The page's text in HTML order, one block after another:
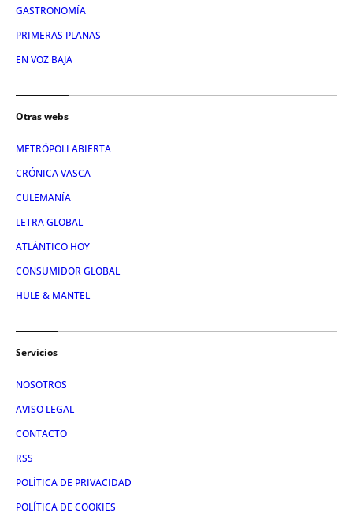
GASTRONOMÍA
PRIMERAS PLANAS
EN VOZ BAJA
Otras webs
METRÓPOLI ABIERTA
CRÓNICA VASCA
CULEMANÍA
LETRA GLOBAL
ATLÁNTICO HOY
CONSUMIDOR GLOBAL
HULE & MANTEL
Servicios
NOSOTROS
AVISO LEGAL
CONTACTO
RSS
POLÍTICA DE PRIVACIDAD
POLÍTICA DE COOKIES